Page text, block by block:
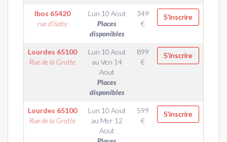
Ibos 65420
rue d'isaby
Lun 10 Aout
Places
disponibles
349
€
S'inscrire
Lourdes 65100
Rue de la Grotte
Lun 10 Aout
au Ven 14
Aout
Places
disponibles
899
€
S'inscrire
Lourdes 65100
Rue de la Grotte
Lun 10 Aout
au Mer 12
Aout
599
€
S'inscrire